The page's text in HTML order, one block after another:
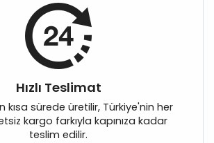
Hızlı Teslimat
kısa sürede üretilir, Türkiye'nin her
kargo farkıyla kapınıza kadar
teslim edilir.